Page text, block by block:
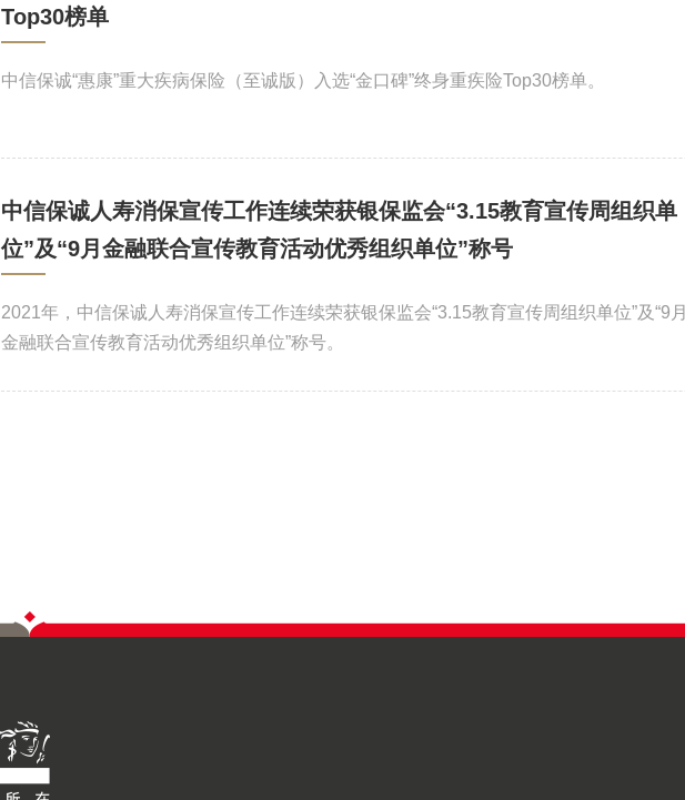
Top30榜单
中信保诚“惠康”重大疾病保险（至诚版）入选“金口碑”终身重疾险Top30榜单。
中信保诚人寿消保宣传工作连续荣获银保监会“3.15教育宣传周组织单
位”及“9月金融联合宣传教育活动优秀组织单位”称号
2021年，中信保诚人寿消保宣传工作连续荣获银保监会“3.15教育宣传周组织单位”及“9月
金融联合宣传教育活动优秀组织单位”称号。